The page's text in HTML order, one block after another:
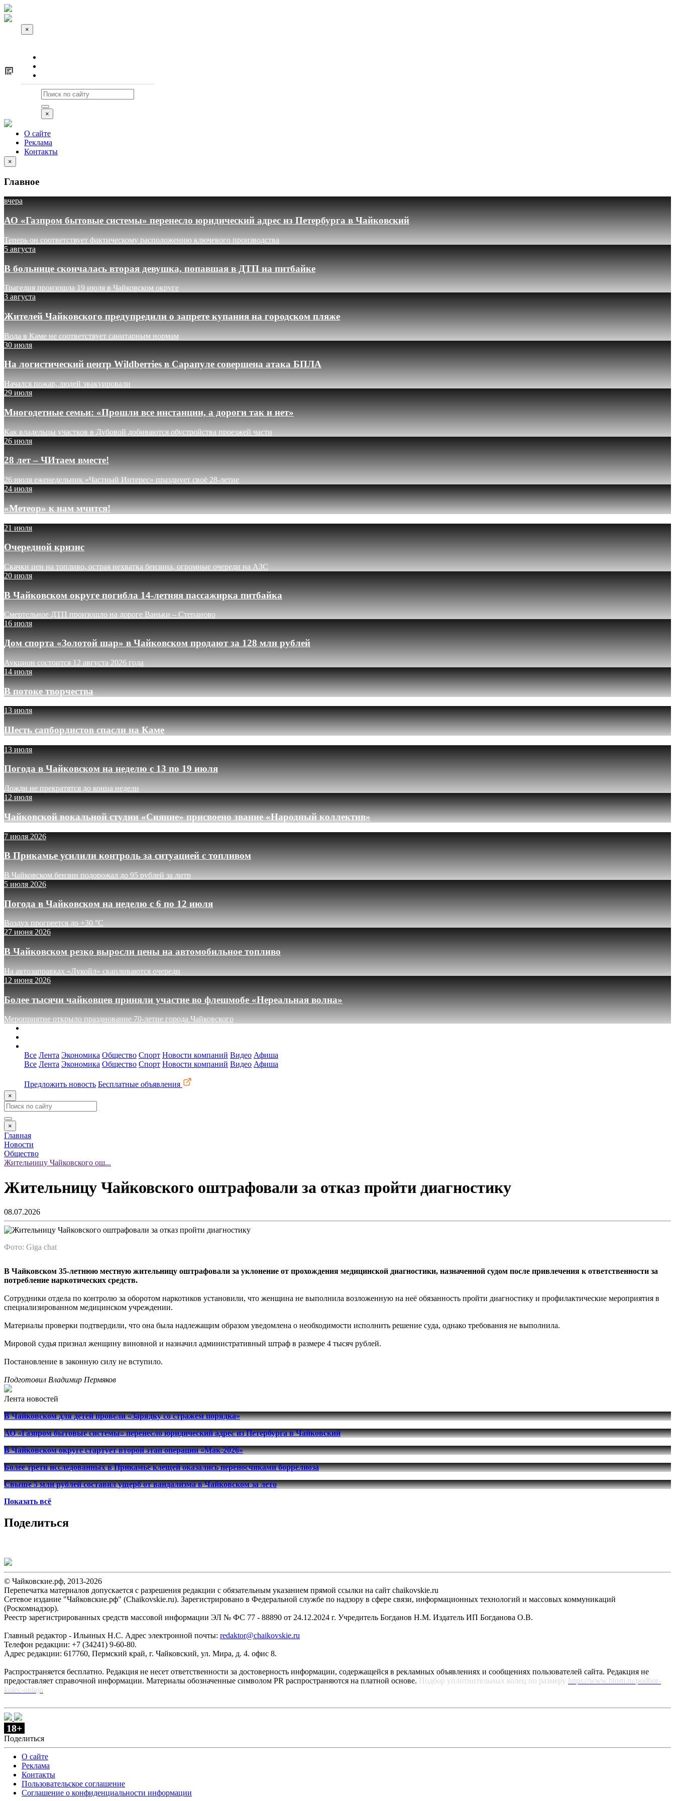
×
×
О сайте
Реклама
Контакты
×
Главное
вчера
АО «Газпром бытовые системы» перенесло юридический адрес из Петербурга в Чайковский
Теперь он соответствует фактическому расположению ключевого производства
5 августа
В больнице скончалась вторая девушка, попавшая в ДТП на питбайке
Трагедия произошла 19 июля в Чайковском округе
3 августа
Жителей Чайковского предупредили о запрете купания на городском пляже
Вода в Каме не соответствует санитарным нормам
30 июля
На логистический центр Wildberries в Сарапуле совершена атака БПЛА
Начался пожар, людей эвакуировали
29 июля
Многодетные семьи: «Прошли все инстанции, а дороги так и нет»
Как владельцы участков в Дубовой добиваются обустройства проезжей части
26 июля
28 лет – ЧИтаем вместе!
26 июля еженедельник «Частный Интерес» празднует своё 28-летие
24 июля
«Метеор» к нам мчится!
21 июля
Очередной кризис
Скачки цен на топливо, острая нехватка бензина, огромные очереди на АЗС
20 июля
В Чайковском округе погибла 14-летняя пассажирка питбайка
Смертельное ДТП произошло на дороге Ваньки – Степаново
16 июля
Дом спорта «Золотой шар» в Чайковском продают за 128 млн рублей
Аукцион состоится 12 августа 2026 года
14 июля
В потоке творчества
13 июля
Шесть сапбордистов спасли на Каме
13 июля
Погода в Чайковском на неделю с 13 по 19 июля
Дожди не прекратятся до конца недели
12 июля
Чайковской вокальной студии «Сияние» присвоено звание «Народный коллектив»
7 июля 2026
В Прикамье усилили контроль за ситуацией с топливом
В Чайковском бензин подорожал до 95 рублей за литр
5 июля 2026
Погода в Чайковском на неделю с 6 по 12 июля
Воздух прогреется до +30 °C
27 июня 2026
В Чайковском резко выросли цены на автомобильное топливо
На автозаправках «Лукойл» скапливаются очереди
12 июня 2026
Более тысячи чайковцев приняли участие во флешмобе «Нереальная волна»
Мероприятие открыло празднование 70-летие города Чайковского
Все Лента Экономика Общество Спорт Новости компаний Видео Афиша
Все Лента Экономика Общество Спорт Новости компаний Видео Афиша
Предложить новость Бесплатные объявления
×
×
Главная
Новости
Общество
Жительницу Чайковского ош...
Жительницу Чайковского оштрафовали за отказ пройти диагностику
08.07.2026
Фото: Giga chat
В Чайковском 35-летнюю местную жительницу оштрафовали за уклонение от прохождения медицинской диагностики, назначенной судом после привлечения к ответственности за
потребление наркотических средств.
Сотрудники отдела по контролю за оборотом наркотиков установили, что женщина не выполнила возложенную на неё обязанность пройти диагностику и профилактические мероприятия в
специализированном медицинском учреждении.
Материалы проверки подтвердили, что она была надлежащим образом уведомлена о необходимости исполнить решение суда, однако требования не выполнила.
Мировой судья признал женщину виновной и назначил административный штраф в размере 4 тысяч рублей.
Постановление в законную силу не вступило.
Подготовил Владимир Пермяков
Лента новостей
В Чайковском для детей провели «Зарядку со стражем порядка»
АО «Газпром бытовые системы» перенесло юридический адрес из Петербурга в Чайковский
В Чайковском округе стартует второй этап операции «Мак-2026»
Более трети исследованных в Прикамье клещей оказались переносчиками боррелиоза
Свыше 5 млн рублей составил ущерб от вандализма в Чайковском за лето
Показать всё
Поделиться
© Чайковские.рф, 2013-2026
Перепечатка материалов допускается с разрешения редакции с обязательным указанием прямой ссылки на сайт chaikovskie.ru
Сетевое издание "Чайковские.рф" (Chaikovskie.ru). Зарегистрировано в Федеральной службе по надзору в сфере связи, информационных технологий и массовых коммуникаций
(Роскомнадзор).
Реестр зарегистрированных средств массовой информации ЭЛ № ФС 77 - 88890 от 24.12.2024 г. Учредитель Богданов Н.М. Издатель ИП Богданова О.В.
Главный редактор - Ильиных Н.С. Адрес электронной почты: redaktor@chaikovskie.ru
Телефон редакции: +7 (34241) 9-60-80.
Адрес редакции: 617760, Пермский край, г. Чайковский, ул. Мира, д. 4. офис 8.
Распространяется бесплатно. Редакция не несет ответственности за достоверность информации, содержащейся в рекламных объявлениях и сообщениях пользователей сайта. Редакция не
предоставляет справочной информации. Материалы обозначенные символом PR распространяются на платной основе. Подбор уплотнительных колец по размеру https://www.binrti.ru/podbor-
kolec-onlajn
18+
Поделиться
О сайте
Реклама
Контакты
Пользовательское соглашение
Соглашение о конфиденциальности информации